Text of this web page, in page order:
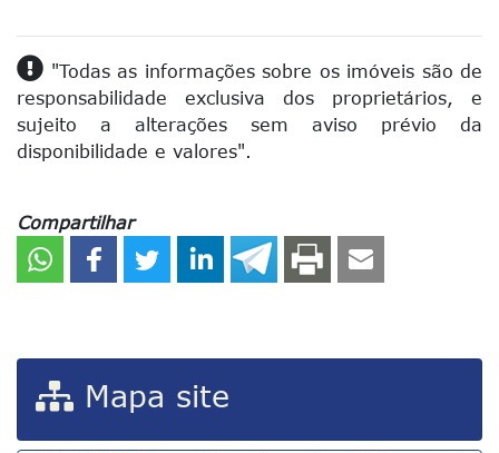
"Todas as informações sobre os imóveis são de
responsabilidade exclusiva dos proprietários, e
sujeito a alterações sem aviso prévio da
disponibilidade e valores".
Compartilhar
Mapa site